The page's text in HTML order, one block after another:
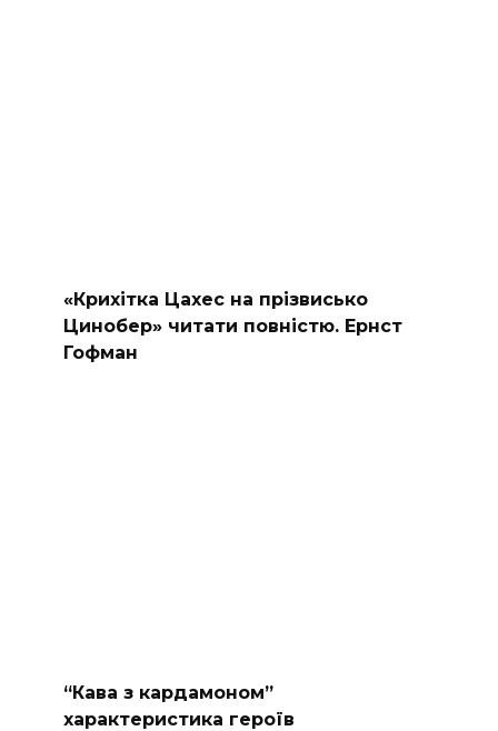
«Крихітка Цахес на прізвисько
Цинобер» читати повністю. Ернст
Гофман
“Кава з кардамоном”
характеристика героїв